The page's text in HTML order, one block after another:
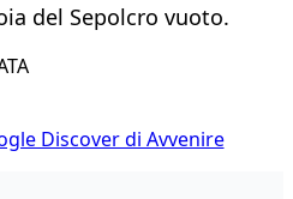
del Sepolcro vuoto.
Discover di Avvenire